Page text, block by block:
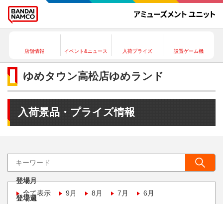
店舗情報 イベント&ニュース 入荷プライズ 設置ゲーム機
ゆめタウン高松店ゆめランド
入荷景品・プライズ情報
登場月
全て表示
9月 8月 7月 6月
登場週